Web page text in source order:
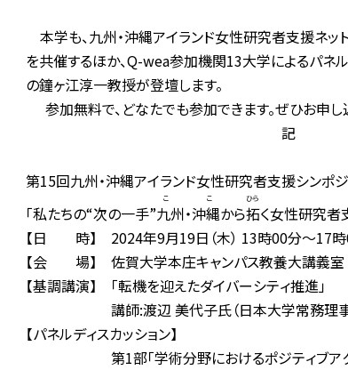
本学も、九州・沖縄アイランド女性研究者支援ネッ
を共催するほか、Q-wea参加機関13大学によるパネ
の鐘ヶ江淳一教授が登壇します。
参加無料で、どなたでも参加できます。ぜひお申し
記
第15回九州・沖縄アイランド女性研究者支援シンポ
「私たちの“次の一手”九州・沖縄
ここ
から拓
ひら
く女性研究者
【日 時】 2024年9月19日（木） 13時00分～17
【会 場】 佐賀大学本庄キャンパス教養大講義室
【基調講演】 「転機を迎えたダイバーシティ推進」
講師:渡辺 美代子氏（日本大学常務理事、
【パネルディスカッション】
第1部「学術分野におけるポジティブア